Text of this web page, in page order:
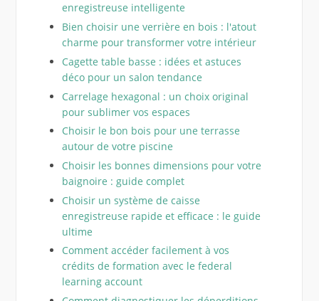
enregistreuse intelligente
Bien choisir une verrière en bois : l'atout
charme pour transformer votre intérieur
Cagette table basse : idées et astuces
déco pour un salon tendance
Carrelage hexagonal : un choix original
pour sublimer vos espaces
Choisir le bon bois pour une terrasse
autour de votre piscine
Choisir les bonnes dimensions pour votre
baignoire : guide complet
Choisir un système de caisse
enregistreuse rapide et efficace : le guide
ultime
Comment accéder facilement à vos
crédits de formation avec le federal
learning account